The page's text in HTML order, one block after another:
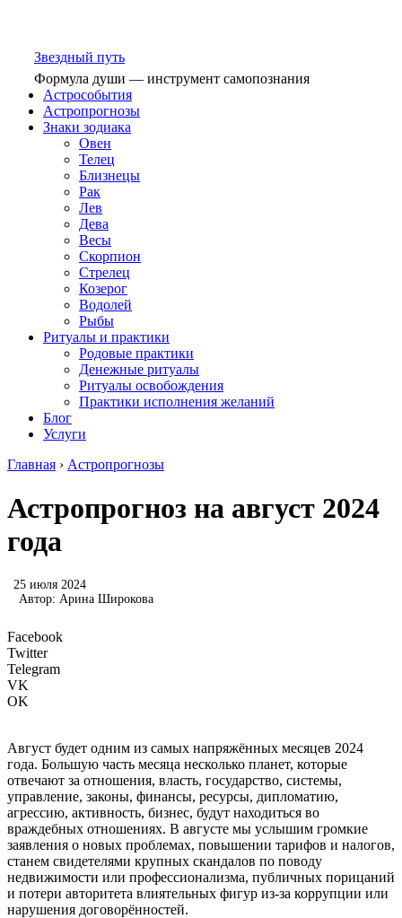
Звездный путь
Формула души — инструмент самопознания
Астрособытия
Астропрогнозы
Знаки зодиака
Овен
Телец
Близнецы
Рак
Лев
Дева
Весы
Скорпион
Стрелец
Козерог
Водолей
Рыбы
Ритуалы и практики
Родовые практики
Денежные ритуалы
Ритуалы освобождения
Практики исполнения желаний
Блог
Услуги
Главная › Астропрогнозы
Астропрогноз на август 2024
года
25 июля 2024
Автор: Арина Широкова
Facebook
Twitter
Telegram
VK
OK
Август будет одним из самых напряжённых месяцев 2024
года. Большую часть месяца несколько планет, которые
отвечают за отношения, власть, государство, системы,
управление, законы, финансы, ресурсы, дипломатию,
агрессию, активность, бизнес, будут находиться во
враждебных отношениях. В августе мы услышим громкие
заявления о новых проблемах, повышении тарифов и налогов,
станем свидетелями крупных скандалов по поводу
недвижимости или профессионализма, публичных порицаний
и потери авторитета влиятельных фигур из-за коррупции или
нарушения договорённостей.